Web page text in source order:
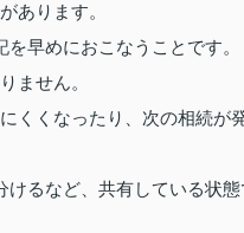
あります。
早めにおこなうことです。
ません。
くくなったり、次の相続が
るなど、共有している状